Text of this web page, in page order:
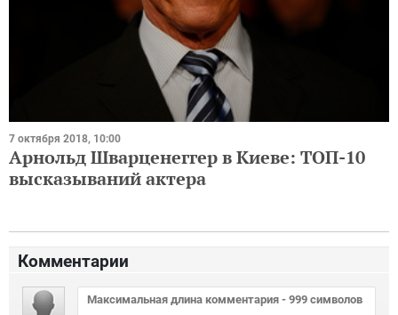
7 октября 2018, 10:00
Арнольд Шварценеггер в Киеве: ТОП-10
высказываний актера
Комментарии